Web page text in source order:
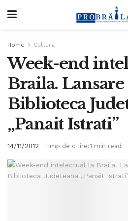
Home Cultura
Week-end
Braila. Lansare
Biblioteca
„Panait Istrati”
14/11/2012 Timp de citire:1 min read